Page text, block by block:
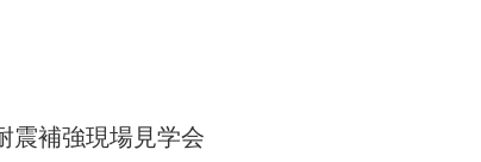
震補強現場見学会